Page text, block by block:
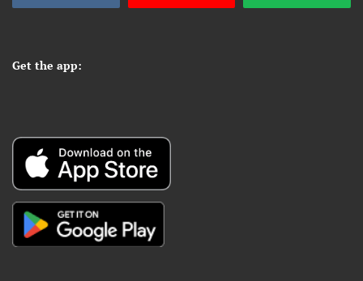
Get the app: